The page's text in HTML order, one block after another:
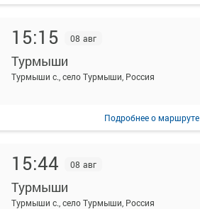
15:15 08 авг
Турмыши
Турмыши с., село Турмыши, Россия
Подробнеео маршруте
15:44 08 авг
Турмыши
Турмыши с., село Турмыши, Россия